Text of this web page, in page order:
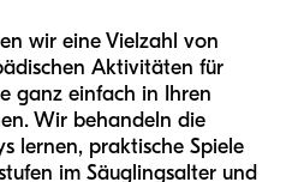
wir eine Vielzahl von
Aktivitäten für
ganz einfach in Ihren
Wir behandeln die
lernen, praktische Spiele
im Säuglingsalter und